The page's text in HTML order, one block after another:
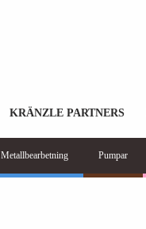
KRÄNZLE PARTNERS
Metallbearbetning Pumpar